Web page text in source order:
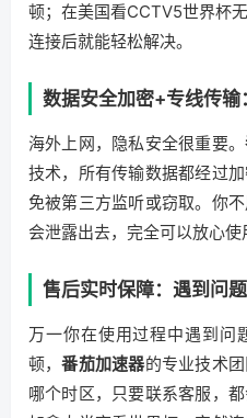
顿；在美国看CCTV5世界杯
连接后就能轻松解决。
数据安全加密+专线传
海外上网，隐私安全很重要。
技术，所有传输数据都经过
免被第三方监听或窃取。你
会泄露出去，完全可以放心使
售后实时保障：遇到问
万一你在使用过程中遇到
顿，番茄加速器的专业技术
哪个时区，只要联系客服，